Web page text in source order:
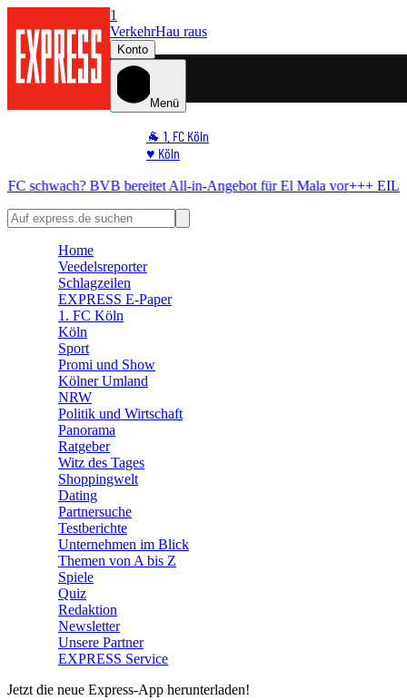
1
VerkehrHau raus
Konto
Menü
🐐 1. FC Köln
♥️ Köln
🏆 Sport
BVB bereitet All-in-Angebot für El Mala vor+++ EILMELDUNG
Home
Veedelsreporter
Schlagzeilen
EXPRESS E-Paper
1. FC Köln
Köln
Sport
Promi und Show
Kölner Umland
NRW
Politik und Wirtschaft
Panorama
Ratgeber
Witz des Tages
Shoppingwelt
Dating
Partnersuche
Testberichte
Unternehmen im Blick
Themen von A bis Z
Spiele
Quiz
Redaktion
Newsletter
Unsere Partner
EXPRESS Service
Jetzt die neue Express-App herunterladen!